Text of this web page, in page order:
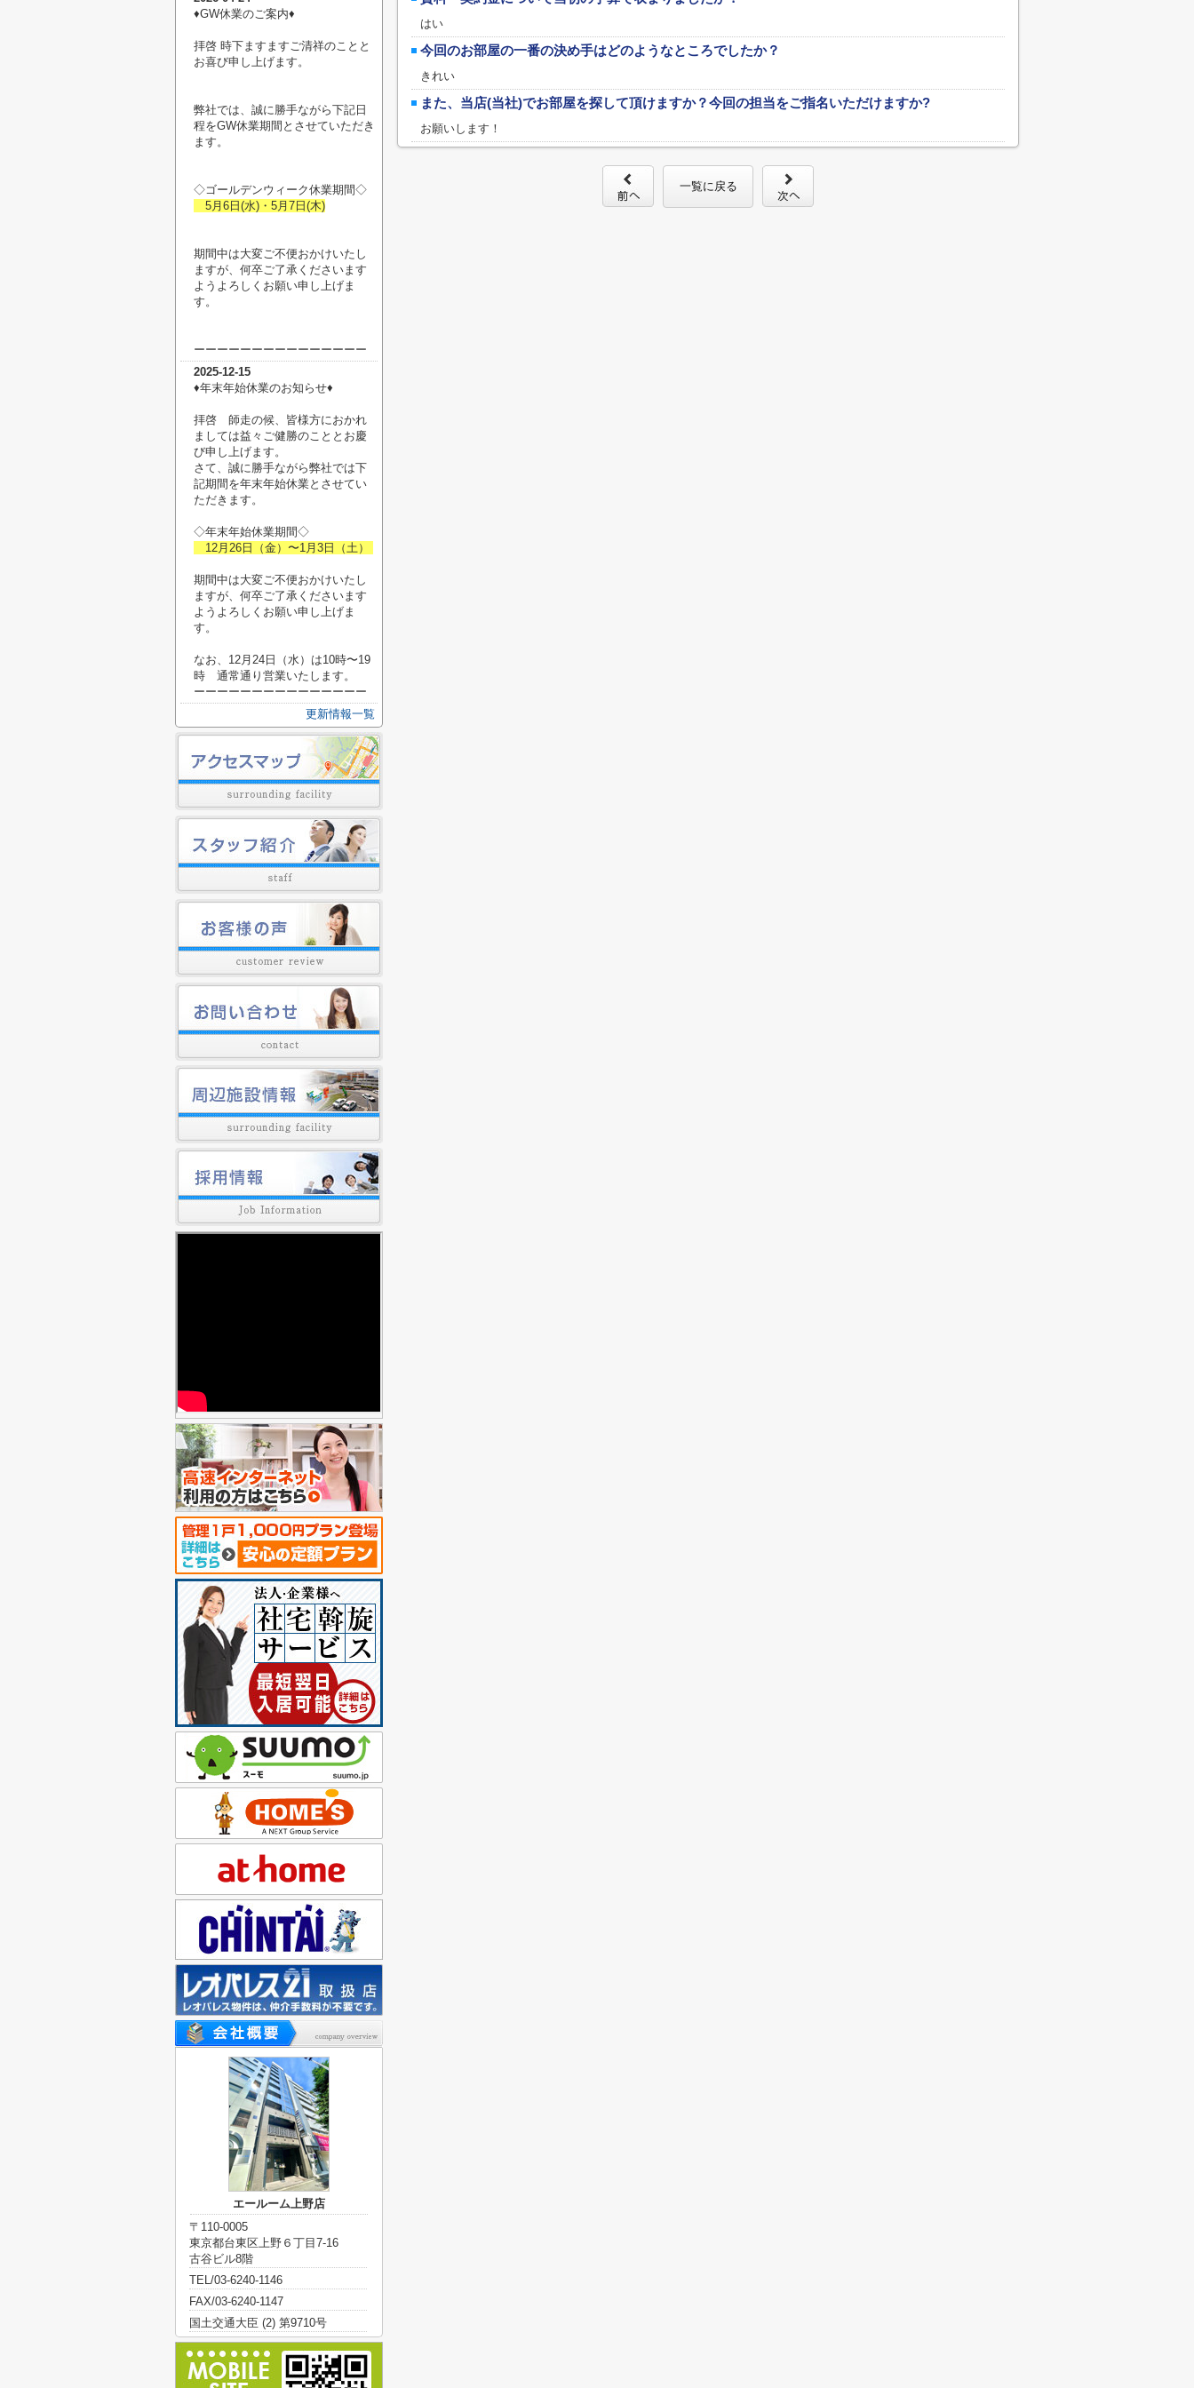
はい
今回のお部屋の一番の決め手はどのようなところでしたか？
きれい
また、当店(当社)でお部屋を探して頂けますか？今回の担当をご指名いただけますか?
お願いします！
一覧に戻る
♦︎GW休業のご案内♦︎
拝啓 時下ますますご清祥のことと
お喜び申し上げます。
弊社では、誠に勝手ながら下記日
程をGW休業期間とさせていただき
ます。
◇ゴールデンウィーク休業期間◇
5月6日(水)・5月7日(木)
期間中は大変ご不便おかけいたし
ますが、何卒ご了承くださいます
ようよろしくお願い申し上げま
す。
ーーーーーーーーーーーーーーー
2025-12-15
♦︎年末年始休業のお知らせ♦︎
拝啓 師走の候、皆様方におかれ
ましては益々ご健勝のこととお慶
び申し上げます。
さて、誠に勝手ながら弊社では下
記期間を年末年始休業とさせてい
ただきます。
◇年末年始休業期間◇
12月26日（金）〜1月3日（土）
期間中は大変ご不便おかけいたし
ますが、何卒ご了承くださいます
ようよろしくお願い申し上げま
す。
なお、12月24日（水）は10時〜19
時 通常通り営業いたします。
ーーーーーーーーーーーーーーー
更新情報一覧
エールーム上野店
〒110-0005
東京都台東区上野６丁目7-16
古谷ビル8階
TEL/03-6240-1146
FAX/03-6240-1147
国土交通大臣 (2) 第9710号